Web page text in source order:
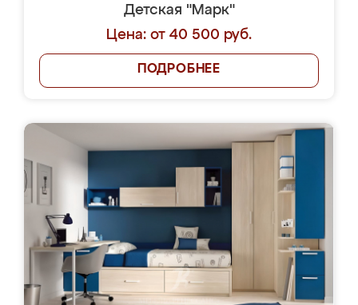
Детская "Марк"
Цена: от 40 500 руб.
ПОДРОБНЕЕ